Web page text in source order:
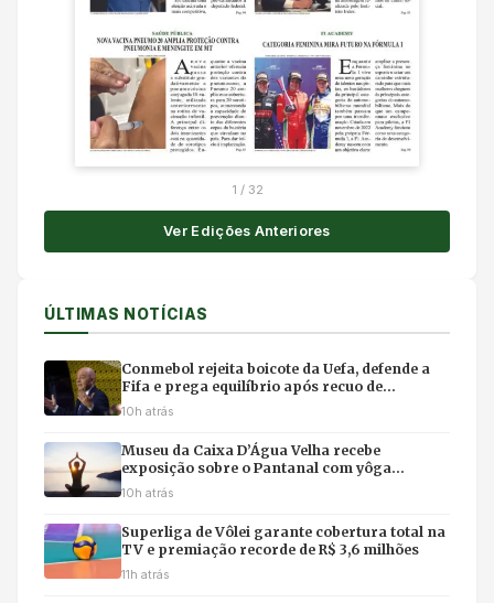
1 / 32
Ver Edições Anteriores
ÚLTIMAS NOTÍCIAS
Conmebol rejeita boicote da Uefa, defende a
Fifa e prega equilíbrio após recuo de
Infantino
10h atrás
Museu da Caixa D’Água Velha recebe
exposição sobre o Pantanal com yôga
imersivo e feirinha em Cuiabá
10h atrás
Superliga de Vôlei garante cobertura total na
TV e premiação recorde de R$ 3,6 milhões
11h atrás